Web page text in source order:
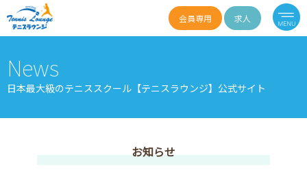
会員専用 求人
News
日本最大級のテニススクール【テニスラウンジ】公式サイト
お知らせ